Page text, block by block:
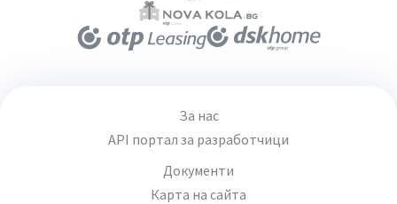
За нас
API портал за разработчици
Документи
Карта на сайта